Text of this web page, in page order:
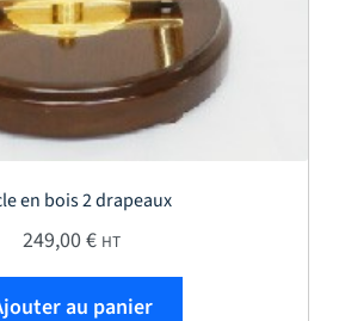
en bois 2 drapeaux
249,00€ HT
au panier